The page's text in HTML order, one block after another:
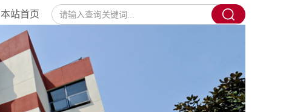
本站首页